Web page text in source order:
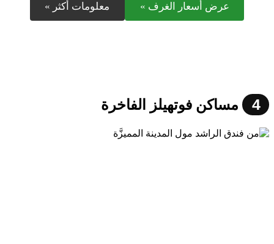
عرض أسعار الغرف » معلومات أكثر »
4 مساكن فوتهيلز الفاخرة